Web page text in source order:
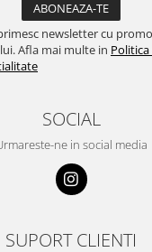
newsletter cu
Afla mai multe in Politica
SOCIAL
ne in social media
SUPORT CLIENTI